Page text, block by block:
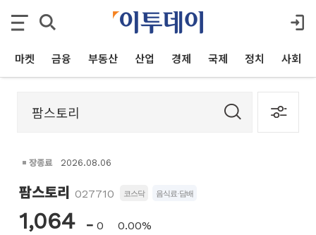
마켓 금융 부동산 산업 경제 국제 정치 사회
장종료 2026.08.06
팜스토리 027710 코스닥 음식료·담배
1,064 0 0.00%